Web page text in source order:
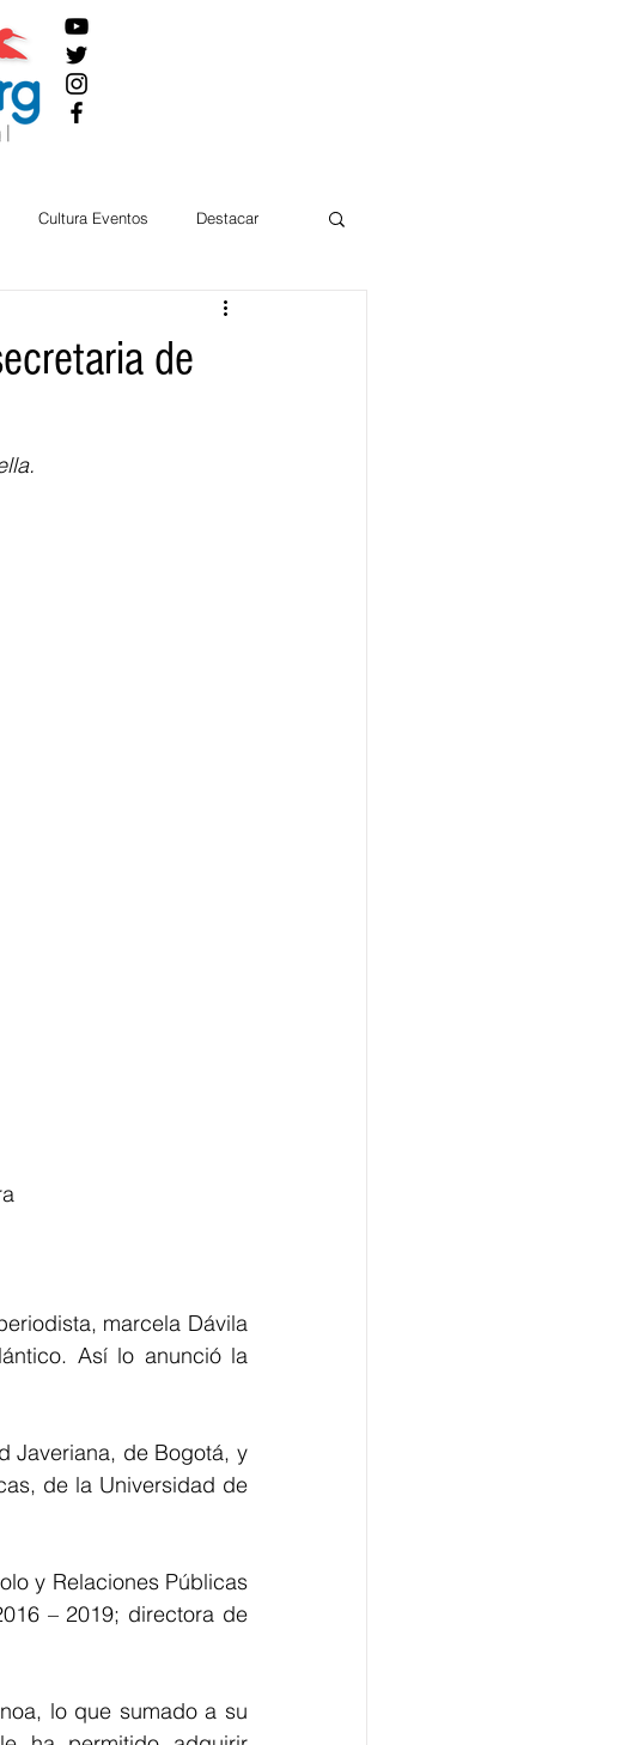
Cultura Eventos Destacar
de
marcela Dávila
Así lo anunció la
Javeriana, de Bogotá, y
de la Universidad de
y Relaciones Públicas
– 2019; directora de
lo que sumado a su